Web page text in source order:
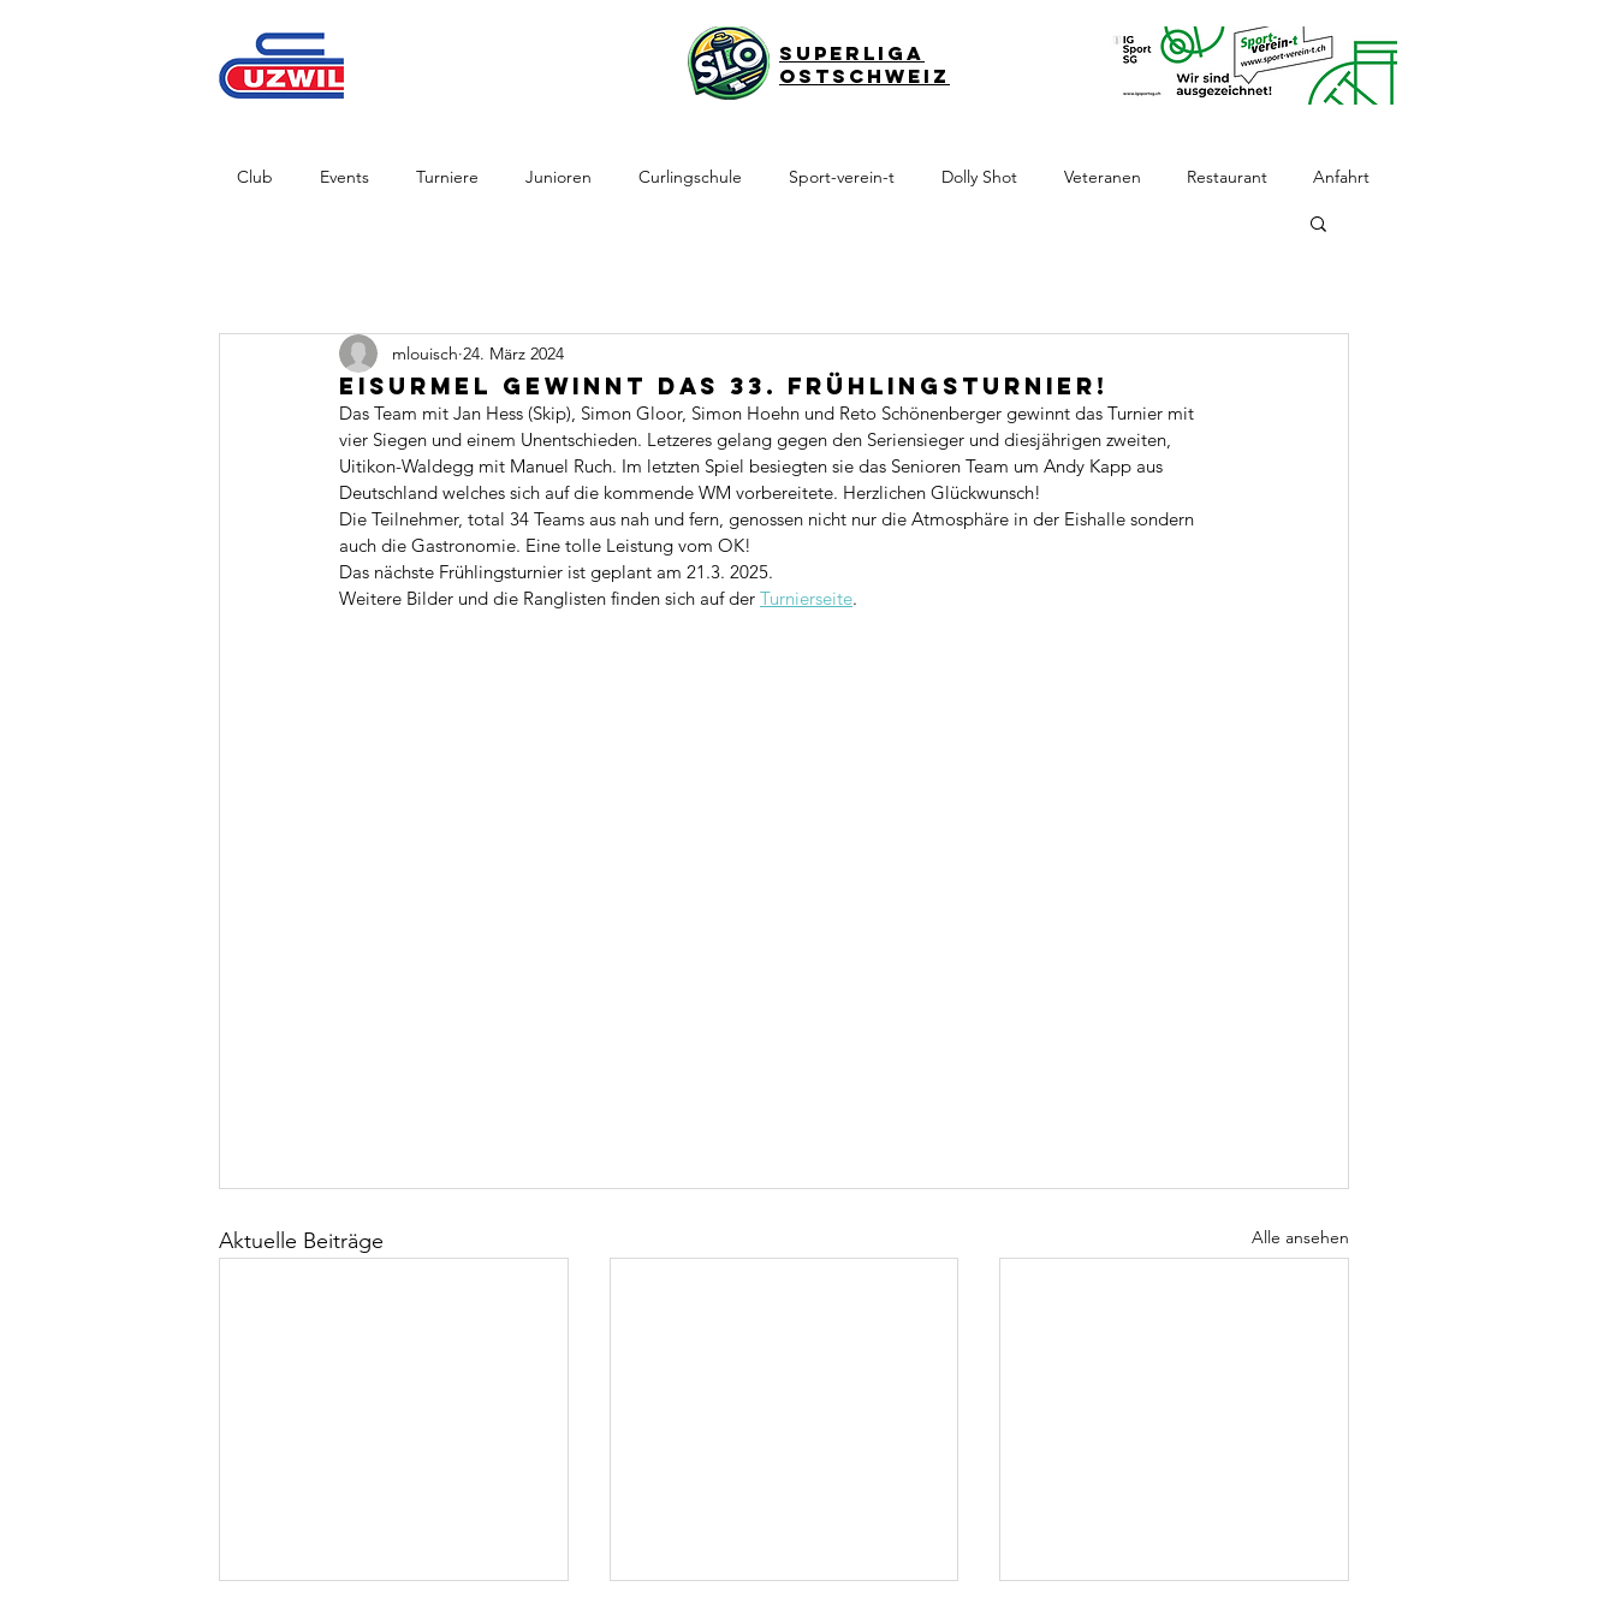
Superliga
Ostschweiz
Club Events Turniere Junioren Curlingschule Sport-verein-t Dolly Shot Veteranen Restaurant Anfahrt
Eisurmel gewinnt das 33. Frühlingsturnier!
mlouisch 24. März 2024
Das Team mit Jan Hess (Skip), Simon Gloor, Simon Hoehn und Reto Schönenberger gewinnt das Turnier mit
vier Siegen und einem Unentschieden. Letzeres gelang gegen den Seriensieger und diesjährigen zweiten,
Uitikon-Waldegg mit Manuel Ruch. Im letzten Spiel besiegten sie das Senioren Team um Andy Kapp aus
Deutschland welches sich auf die kommende WM vorbereitete. Herzlichen Glückwunsch!
Die Teilnehmer, total 34 Teams aus nah und fern, genossen nicht nur die Atmosphäre in der Eishalle sondern
auch die Gastronomie. Eine tolle Leistung vom OK!
Das nächste Frühlingsturnier ist geplant am 21.3. 2025.
Weitere Bilder und die Ranglisten finden sich auf der Turnierseite.
Aktuelle Beiträge Alle ansehen